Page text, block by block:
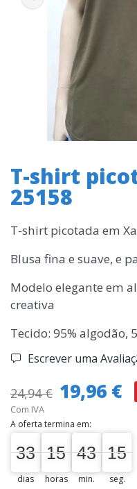
T-shirt
25158
T-shirt picotada em
Blusa fina e suave, e
Modelo elegante em
creativa
Tecido: 95% algodão,
Escrever uma
24,94 € 19,96 €
Com IVA
A oferta termina em:
33
33
00
dias
15
15
00
horas
43
43
00
min.
15
15
16
seg.